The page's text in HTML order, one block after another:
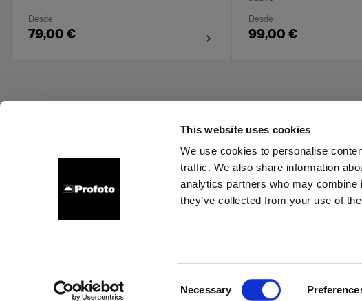
This website uses cookies
We use cookies to personalise
traffic. We also share information
analytics partners who may combine
they’ve collected from your use of
Necessary
Desde
79,00 €
Desde
99,00 €
Support Sobre nosotros Contacto Carreras profesionales
Copyright (C) 1968-2024 Profoto AB. Todos los derechos reservados.